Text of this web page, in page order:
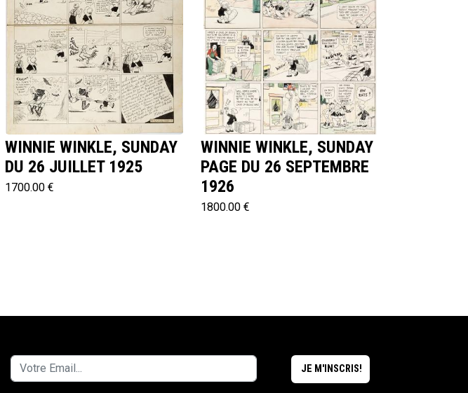
WINNIE WINKLE, SUNDAY
DU 26 JUILLET 1925
1700.00 €
WINNIE WINKLE, SUNDAY
PAGE DU 26 SEPTEMBRE
1926
1800.00 €